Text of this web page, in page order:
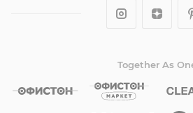
Together As